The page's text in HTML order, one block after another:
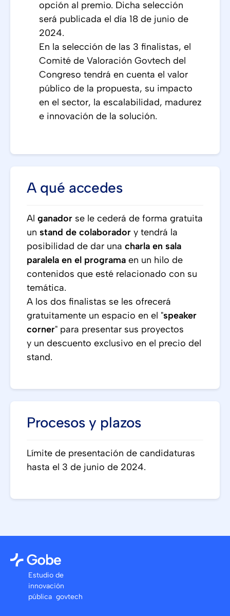
opción al premio. Dicha selección
será publicada el día 18 de junio de
2024.
En la selección de las 3 finalistas, el
Comité de Valoración Govtech del
Congreso tendrá en cuenta el valor
público de la propuesta, su impacto
en el sector, la escalabilidad, madurez
e innovación de la solución.
A qué accedes
Al ganador se le cederá de forma gratuita
un stand de colaborador y tendrá la
posibilidad de dar una charla en sala
paralela en el programa en un hilo de
contenidos que esté relacionado con su
temática.
A los dos finalistas se les ofrecerá
gratuitamente un espacio en el "speaker
corner" para presentar sus proyectos
y un descuento exclusivo en el precio del
stand.
Procesos y plazos
Límite de presentación de candidaturas
hasta el 3 de junio de 2024.
Estudio de
innovación
pública govtech